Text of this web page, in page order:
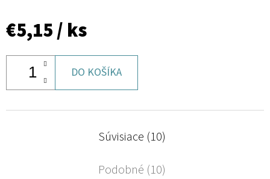
€5,15/ ks
DO KOŠÍKA
Súvisiace (10)
Podobné (10)